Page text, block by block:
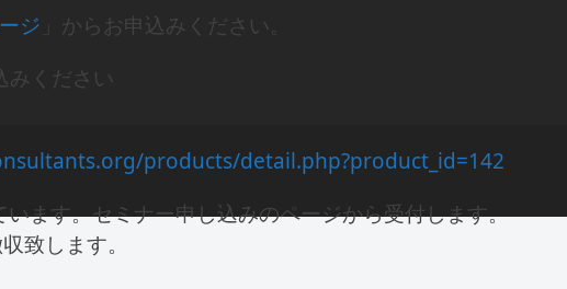
ジ 」からお申込みください。
みください
products/detail.php?product_id=142
ます。セミナー申し込みのページから受付します。
致します。